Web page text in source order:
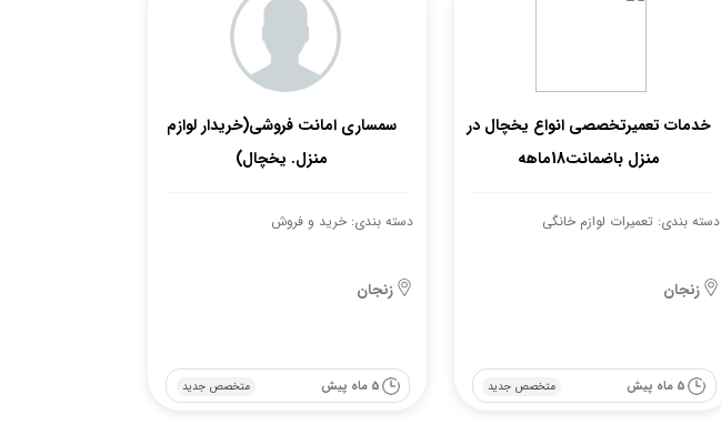
خدمات تعمیرتخصصی انواع یخچال در
منزل باضمانت18ماهه
دسته بندی: تعمیرات لوازم خانگی
زنجان
متخصص جدید 5 ماه پیش
سمساری امانت فروشی(خریدار لوازم
منزل. یخچال)
دسته بندی: خرید و فروش
زنجان
متخصص جدید 5 ماه پیش